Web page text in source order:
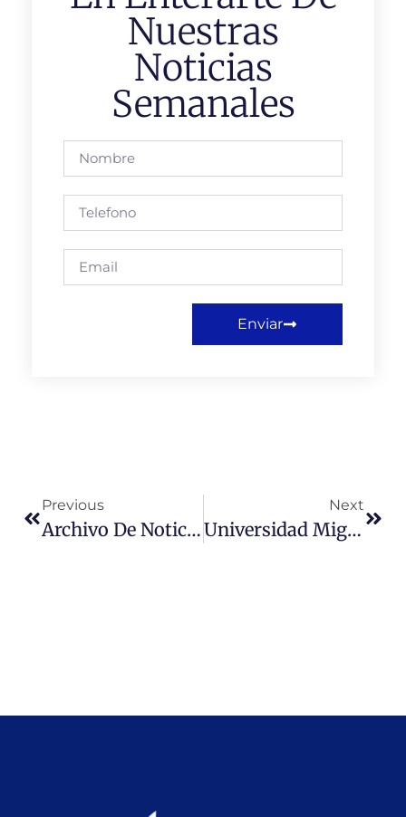
Nuestras
Noticias
Semanales
Enviar
Previous
Archivo De Noticias UMC Año 2015
Next
Universidad Miguel De Cervantes Inició Camino A Reacreditación Institucional